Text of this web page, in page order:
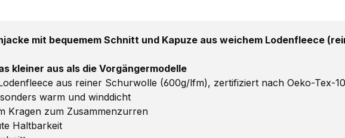
mit bequemem Schnitt und Kapuze aus weichem Lodenfleece
kleiner aus als die Vorgängermodelle
aus reiner Schurwolle (600g/lfm), zertifiziert nach Oeko-Tex-
warm und winddicht
Kragen zum Zusammenzurren
Haltbarkeit